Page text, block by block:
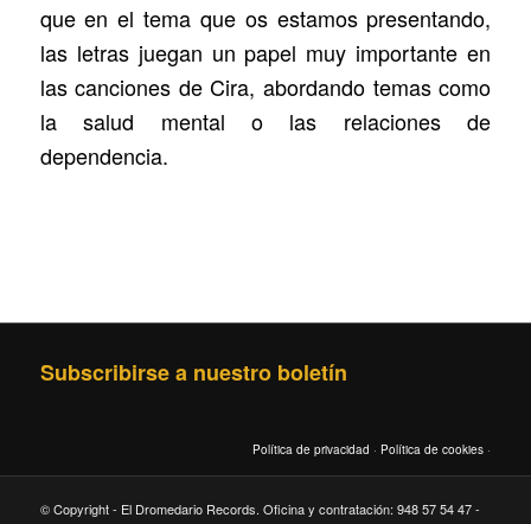
que en el tema que os estamos presentando,
las letras juegan un papel muy importante en
las canciones de Cira, abordando temas como
la salud mental o las relaciones de
dependencia.
Subscribirse a nuestro boletín
Política de privacidad · Política de cookies ·
© Copyright - El Dromedario Records. Oficina y contratación: 948 57 54 47 -